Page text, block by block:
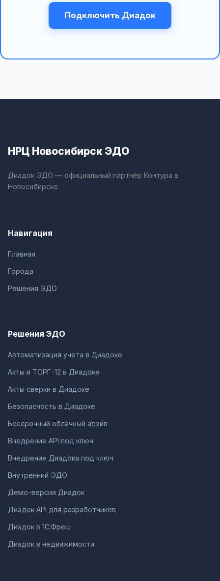
Подключить Диадок
НРЦ Новосибирск ЭДО
Диадок ЭДО — официальный партнёр Контура в
Новосибирске
Навигация
Главная
Города
Решения ЭДО
Решения ЭДО
Автоматизация учета в Диадоке
Акты и ТОРГ-12 в Диадоке
Акты сверки в Диадоке
Безопасность в Диадоке
Бессрочный облачный архив
Внедрение API под ключ
Внедрение Диадока под ключ
Внутренний ЭДО
Демо-версия Диадок
Диадок API для разработчиков
Диадок в 1С:Фреш
Диадок в недвижимости